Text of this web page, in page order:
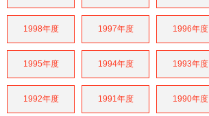
1998年度 1997年度 1996年度
1995年度 1994年度 1993年度
1992年度 1991年度 1990年度